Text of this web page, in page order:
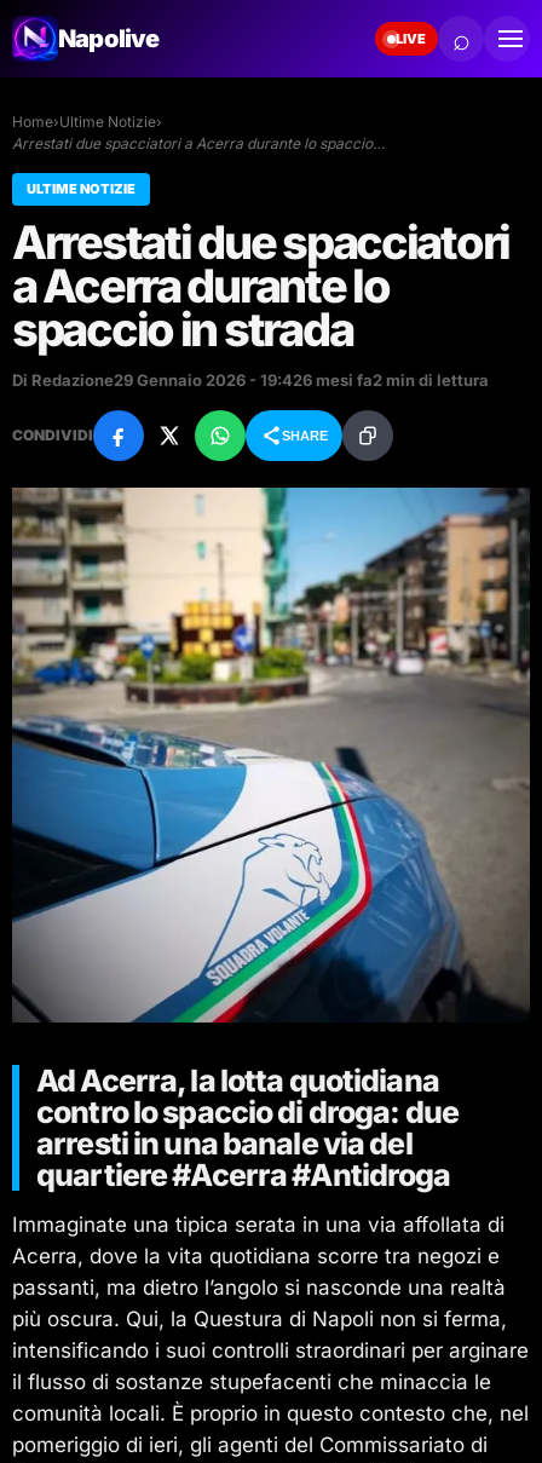
Napolive LIVE ⌕
Home›Ultime Notizie›
Arrestati due spacciatori a Acerra durante lo spaccio…
ULTIME NOTIZIE
Arrestati due spacciatori
a Acerra durante lo
spaccio in strada
Di Redazione29 Gennaio 2026 - 19:426 mesi fa2 min di lettura
CONDIVIDI SHARE
Ad Acerra, la lotta quotidiana
contro lo spaccio di droga: due
arresti in una banale via del
quartiere #Acerra #Antidroga
Immaginate una tipica serata in una via affollata di
Acerra, dove la vita quotidiana scorre tra negozi e
passanti, ma dietro l’angolo si nasconde una realtà
più oscura. Qui, la Questura di Napoli non si ferma,
intensificando i suoi controlli straordinari per arginare
il flusso di sostanze stupefacenti che minaccia le
comunità locali. È proprio in questo contesto che, nel
pomeriggio di ieri, gli agenti del Commissariato di